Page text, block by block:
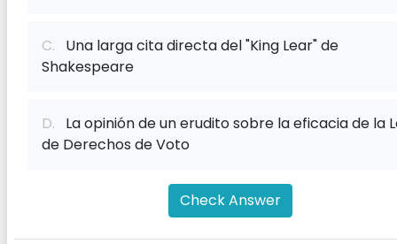
C. Una larga cita directa del "King Lear" de
Shakespeare
D. La opinión de un erudito sobre la eficacia de la
de Derechos de Voto
Check Answer